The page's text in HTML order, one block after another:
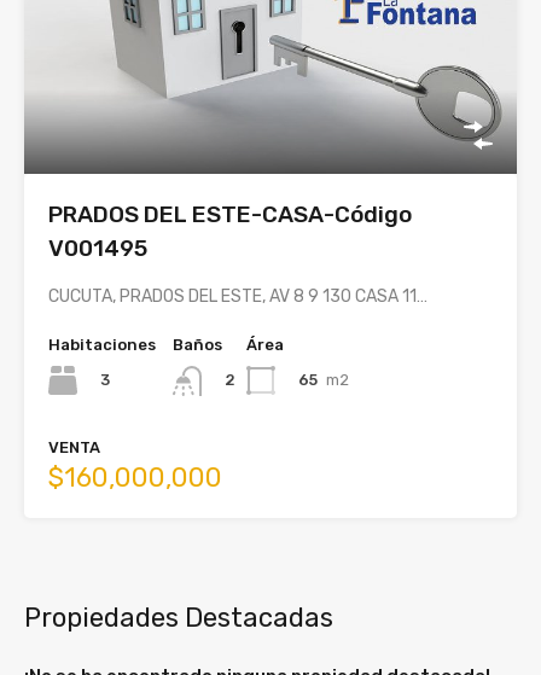
PRADOS DEL ESTE-CASA-Código
V001495
CUCUTA, PRADOS DEL ESTE, AV 8 9 130 CASA 11…
Habitaciones
3
Baños
2
Área
65 m2
VENTA
$160,000,000
Propiedades Destacadas